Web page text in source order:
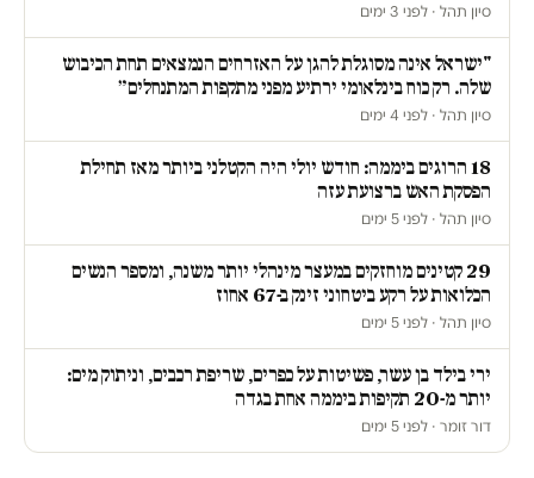
סיון תהל · לפני 3 ימים
"ישראל אינה מסוגלת להגן על האזרחים הנמצאים תחת הכיבוש
שלה. רק כוח בינלאומי ירתיע מפני מתקפות המתנחלים״
סיון תהל · לפני 4 ימים
18 הרוגים ביממה: חודש יולי היה הקטלני ביותר מאז תחילת
הפסקת האש ברצועת עזה
סיון תהל · לפני 5 ימים
29 קטינים מוחזקים במעצר מינהלי יותר משנה, ומספר הנשים
הכלואות על רקע ביטחוני זינק ב-67 אחוז
סיון תהל · לפני 5 ימים
ירי בילד בן עשר, פשיטות על כפרים, שריפת רכבים, וניתוק מים:
יותר מ-20 תקיפות ביממה אחת בגדה
דור זומר · לפני 5 ימים